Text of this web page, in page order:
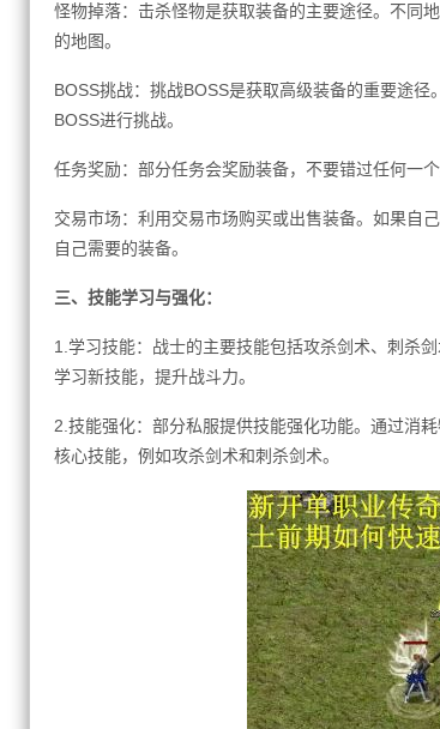
怪物掉落：击杀怪物是获取装备的主要途径。不同
的地图。
BOSS挑战：挑战BOSS是获取高级装备的重要途
BOSS进行挑战。
任务奖励：部分任务会奖励装备，不要错过任何一个
交易市场：利用交易市场购买或出售装备。如果自
自己需要的装备。
三、技能学习与强化：
1.学习技能：战士的主要技能包括攻杀剑术、刺杀
学习新技能，提升战斗力。
2.技能强化：部分私服提供技能强化功能。通过消
核心技能，例如攻杀剑术和刺杀剑术。